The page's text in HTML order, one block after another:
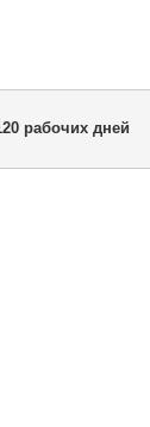
рабочих дней